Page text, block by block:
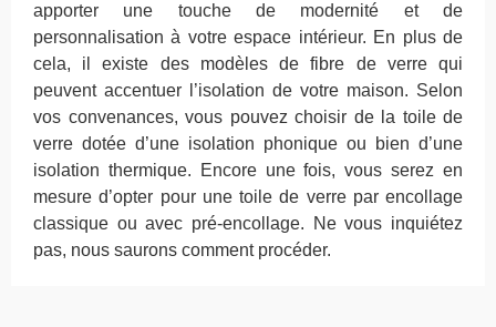
apporter une touche de modernité et de
personnalisation à votre espace intérieur. En plus de
cela, il existe des modèles de fibre de verre qui
peuvent accentuer l’isolation de votre maison. Selon
vos convenances, vous pouvez choisir de la toile de
verre dotée d’une isolation phonique ou bien d’une
isolation thermique. Encore une fois, vous serez en
mesure d’opter pour une toile de verre par encollage
classique ou avec pré-encollage. Ne vous inquiétez
pas, nous saurons comment procéder.